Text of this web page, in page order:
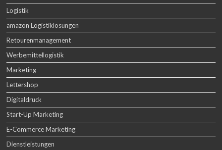
Logistik
amazon Logistiklösungen
Retourenmanagement
Werbemittellogistik
Marketing
Lettershop
Digitaldruck
Start-Up Marketing
E-Commerce Marketing
Dienstleistungen